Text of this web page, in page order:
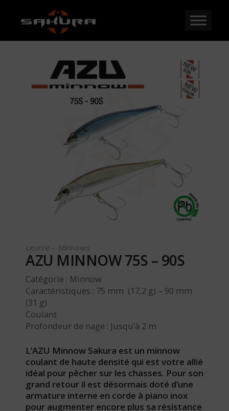
Leurre – Minnows
AZU MINNOW 75S – 90S
Catégorie : Minnow
Caractéristiques : 75 mm (17,2 g) – 90 mm
(31 g)
Coulant
Profondeur de nage : Jusqu’à 2 m
L’AZU Minnow Sakura est un minnow
coulant de haute densité qui est votre allié
idéal pour pêcher sur les chasses. Pour son
grand retour il est désormais doté d’une
armature interne en corde à piano inox
pour augmenter encore plus sa résistance